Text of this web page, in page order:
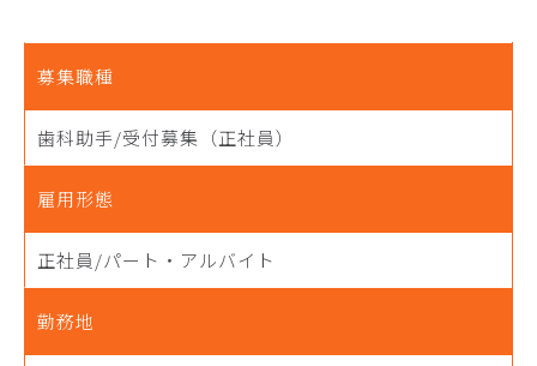
募集職種
歯科助手/受付募集（正社員）
雇用形態
正社員/パート・アルバイト
勤務地